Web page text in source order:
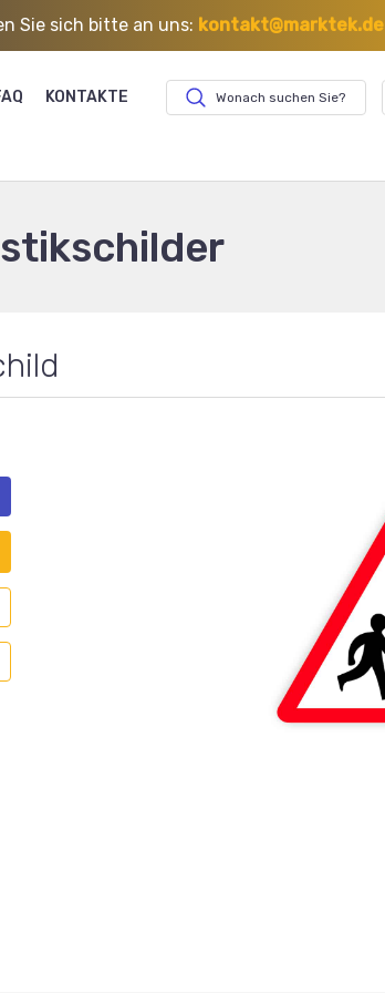
Sie sich bitte an uns: kontakt@marktek.de
KONTAKTE Wonach suchen Sie?